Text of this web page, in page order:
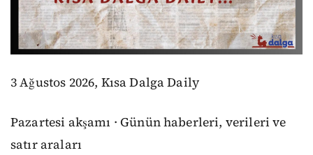
3 Ağustos 2026, Kısa Dalga Daily
Pazartesi akşamı · Günün haberleri, verileri ve
satır araları